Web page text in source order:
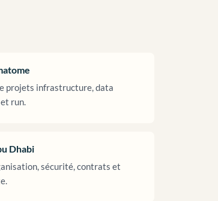
projets infrastructure, data
run.
Dhabi
sécurité, contrats et